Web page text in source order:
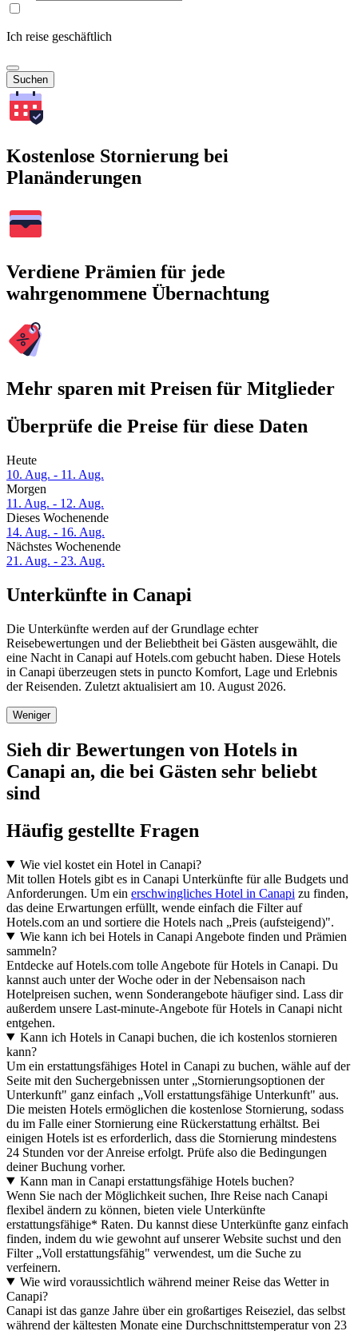
Ich reise geschäftlich
Suchen
Kostenlose Stornierung bei
Planänderungen
Verdiene Prämien für jede
wahrgenommene Übernachtung
Mehr sparen mit Preisen für Mitglieder
Überprüfe die Preise für diese Daten
Heute
10. Aug. - 11. Aug.
Morgen
11. Aug. - 12. Aug.
Dieses Wochenende
14. Aug. - 16. Aug.
Nächstes Wochenende
21. Aug. - 23. Aug.
Unterkünfte in Canapi
Die Unterkünfte werden auf der Grundlage echter
Reisebewertungen und der Beliebtheit bei Gästen ausgewählt, die
eine Nacht in Canapi auf Hotels.com gebucht haben. Diese Hotels
in Canapi überzeugen stets in puncto Komfort, Lage und Erlebnis
der Reisenden. Zuletzt aktualisiert am 10. August 2026.
Weniger
Sieh dir Bewertungen von Hotels in
Canapi an, die bei Gästen sehr beliebt
sind
Häufig gestellte Fragen
Wie viel kostet ein Hotel in Canapi?
Mit tollen Hotels gibt es in Canapi Unterkünfte für alle Budgets und
Anforderungen. Um ein erschwingliches Hotel in Canapi zu finden,
das deine Erwartungen erfüllt, wende einfach die Filter auf
Hotels.com an und sortiere die Hotels nach „Preis (aufsteigend)".
Wie kann ich bei Hotels in Canapi Angebote finden und Prämien
sammeln?
Entdecke auf Hotels.com tolle Angebote für Hotels in Canapi. Du
kannst auch unter der Woche oder in der Nebensaison nach
Hotelpreisen suchen, wenn Sonderangebote häufiger sind. Lass dir
außerdem unsere Last-minute-Angebote für Hotels in Canapi nicht
entgehen.
Kann ich Hotels in Canapi buchen, die ich kostenlos stornieren
kann?
Um ein erstattungsfähiges Hotel in Canapi zu buchen, wähle auf der
Seite mit den Suchergebnissen unter „Stornierungsoptionen der
Unterkunft" ganz einfach „Voll erstattungsfähige Unterkunft" aus.
Die meisten Hotels ermöglichen die kostenlose Stornierung, sodass
du im Falle einer Stornierung eine Rückerstattung erhältst. Bei
einigen Hotels ist es erforderlich, dass die Stornierung mindestens
24 Stunden vor der Anreise erfolgt. Prüfe also die Bedingungen
deiner Buchung vorher.
Kann man in Canapi erstattungsfähige Hotels buchen?
Wenn Sie nach der Möglichkeit suchen, Ihre Reise nach Canapi
flexibel ändern zu können, bieten viele Unterkünfte
erstattungsfähige* Raten. Du kannst diese Unterkünfte ganz einfach
finden, indem du wie gewohnt auf unserer Website suchst und den
Filter „Voll erstattungsfähig" verwendest, um die Suche zu
verfeinern.
Wie wird voraussichtlich während meiner Reise das Wetter in
Canapi?
Canapi ist das ganze Jahre über ein großartiges Reiseziel, das selbst
während der kältesten Monate eine Durchschnittstemperatur von 23